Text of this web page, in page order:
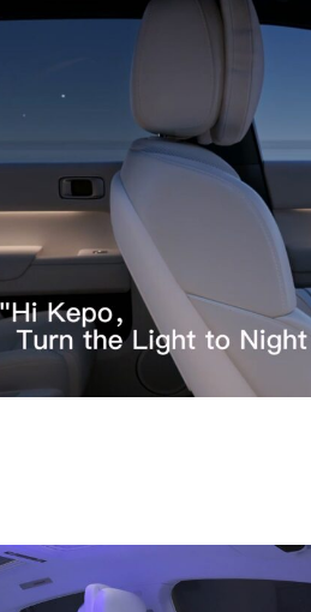
ジュール, インテリジェント製品,
の総合サービス.